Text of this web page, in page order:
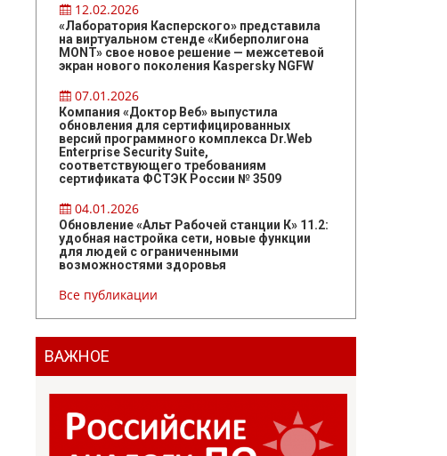
12.02.2026
«Лаборатория Касперского» представила
на виртуальном стенде «Киберполигона
MONT» свое новое решение — межсетевой
экран нового поколения Kaspersky NGFW
07.01.2026
Компания «Доктор Веб» выпустила
обновления для сертифицированных
версий программного комплекса Dr.Web
Enterprise Security Suite,
соответствующего требованиям
сертификата ФСТЭК России № 3509
04.01.2026
Обновление «Альт Рабочей станции К» 11.2:
удобная настройка сети, новые функции
для людей с ограниченными
возможностями здоровья
Все публикации
ВАЖНОЕ